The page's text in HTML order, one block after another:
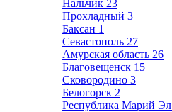
Нальчик 23
Прохладный 3
Баксан 1
Севастополь 27
Амурская область 26
Благовещенск 15
Сковородино 3
Белогорск 2
Республика Марий Эл